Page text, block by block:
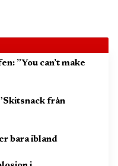
”You can’t make
från
bara ibland